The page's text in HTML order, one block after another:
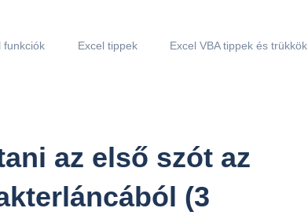
funkciók Excel tippek Excel VBA tippek és trükkök
az első szót az
(3